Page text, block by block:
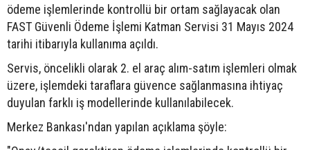
ödeme işlemlerinde kontrollü bir ortam sağlayacak olan
FAST Güvenli Ödeme İşlemi Katman Servisi 31 Mayıs 2024
tarihi itibarıyla kullanıma açıldı.
Servis, öncelikli olarak 2. el araç alım-satım işlemleri olmak
üzere, işlemdeki taraflara güvence sağlanmasına ihtiyaç
duyulan farklı iş modellerinde kullanılabilecek.
Merkez Bankası'ndan yapılan açıklama şöyle: